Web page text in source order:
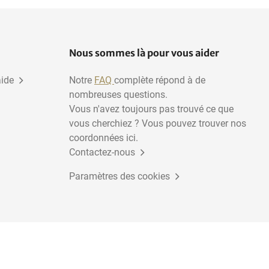
Nous sommes là pour vous aider
Notre FAQ complète répond à de
nombreuses questions.
Vous n'avez toujours pas trouvé ce que
vous cherchiez ? Vous pouvez trouver nos
coordonnées ici.
Contactez-nous
Paramètres des cookies